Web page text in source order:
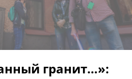
гранит…»: